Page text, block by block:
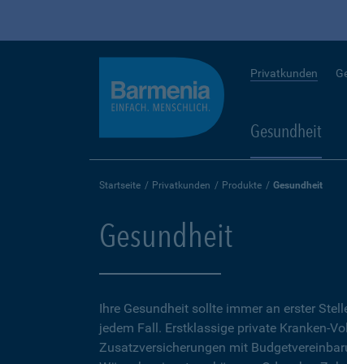
Privatkunden
Gesundheit
Startseite Privatkunden Produkte Gesundheit
Gesundheit
Ihre Gesundheit sollte immer an erster
jedem Fall. Erstklassige private Kranken-
Zusatzversicherungen mit